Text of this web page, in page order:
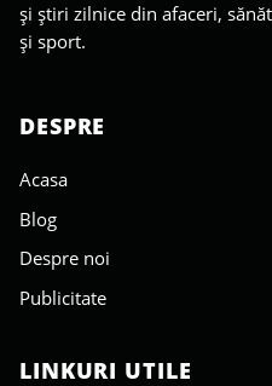
și știri zilnice din afaceri,
și sport.
DESPRE
Acasa
Blog
Despre noi
Publicitate
LINKURI UTILE